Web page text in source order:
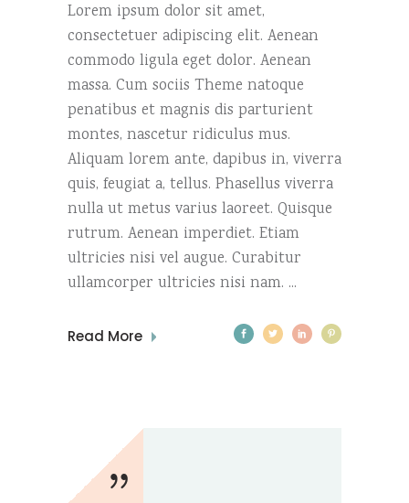
Lorem ipsum dolor sit amet,
consectetuer adipiscing elit. Aenean
commodo ligula eget dolor. Aenean
massa. Cum sociis Theme natoque
penatibus et magnis dis parturient
montes, nascetur ridiculus mus.
Aliquam lorem ante, dapibus in, viverra
quis, feugiat a, tellus. Phasellus viverra
nulla ut metus varius laoreet. Quisque
rutrum. Aenean imperdiet. Etiam
ultricies nisi vel augue. Curabitur
ullamcorper ultricies nisi nam.
Read More